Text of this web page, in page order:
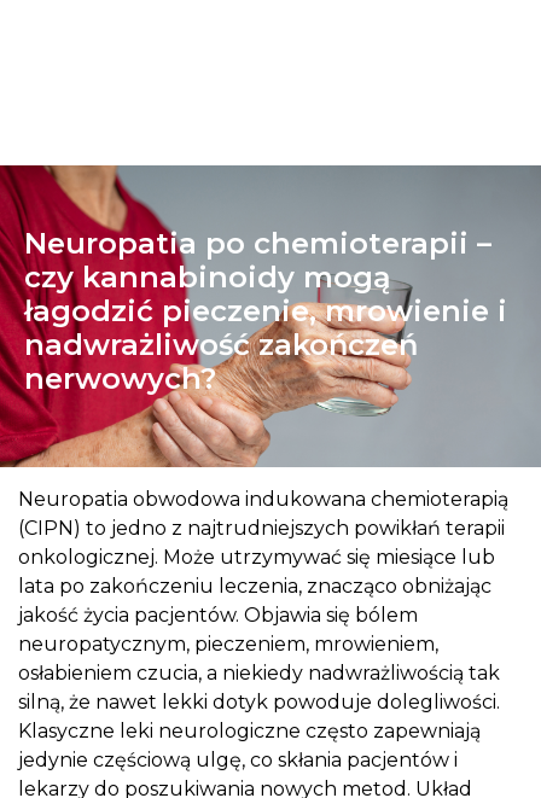
Neuropatia po chemioterapii –
czy kannabinoidy mogą
łagodzić pieczenie, mrowienie i
nadwrażliwość zakończeń
nerwowych?
Neuropatia obwodowa indukowana chemioterapią
(CIPN) to jedno z najtrudniejszych powikłań terapii
onkologicznej. Może utrzymywać się miesiące lub
lata po zakończeniu leczenia, znacząco obniżając
jakość życia pacjentów. Objawia się bólem
neuropatycznym, pieczeniem, mrowieniem,
osłabieniem czucia, a niekiedy nadwrażliwością tak
silną, że nawet lekki dotyk powoduje dolegliwości.
Klasyczne leki neurologiczne często zapewniają
jedynie częściową ulgę, co skłania pacjentów i
lekarzy do poszukiwania nowych metod. Układ